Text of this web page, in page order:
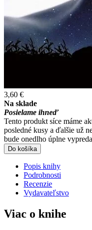
3,60 €
Na sklade
Posielame ihneď
Tento produkt síce máme
posledné kusy a ďalšie už
bude onedlho úplne
Do košíka
Popis knihy
Podrobnosti
Recenzie
Vydavateľstvo
Viac o knihe